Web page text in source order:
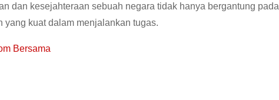
dan kesejahteraan sebuah negara tidak hanya bergantung pada
yang kuat dalam menjalankan tugas.
Bersama